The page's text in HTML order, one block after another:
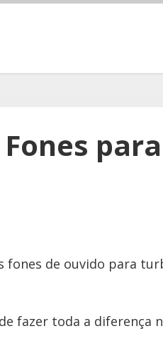
fones de ouvido para
fazer toda a diferença